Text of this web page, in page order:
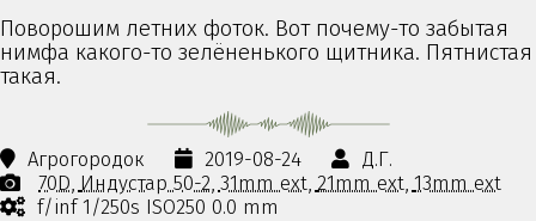
Поворошим летних фоток. Вот почему-то забытая
нимфа какого-то зелёненького щитника. Пятнистая
такая.
Агрогородок 2019-08-24
Д.Г.
70D Индустар 50-2 31mm ext 21mm ext 13mm ext
f/inf 1/250s ISO250 0.0 mm